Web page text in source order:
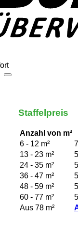
Staffelpreis
Anzahl von m²
6 - 12 m²
13 - 23 m²
24 - 35 m²
36 - 47 m²
48 - 59 m²
60 - 77 m²
Aus 78 m²